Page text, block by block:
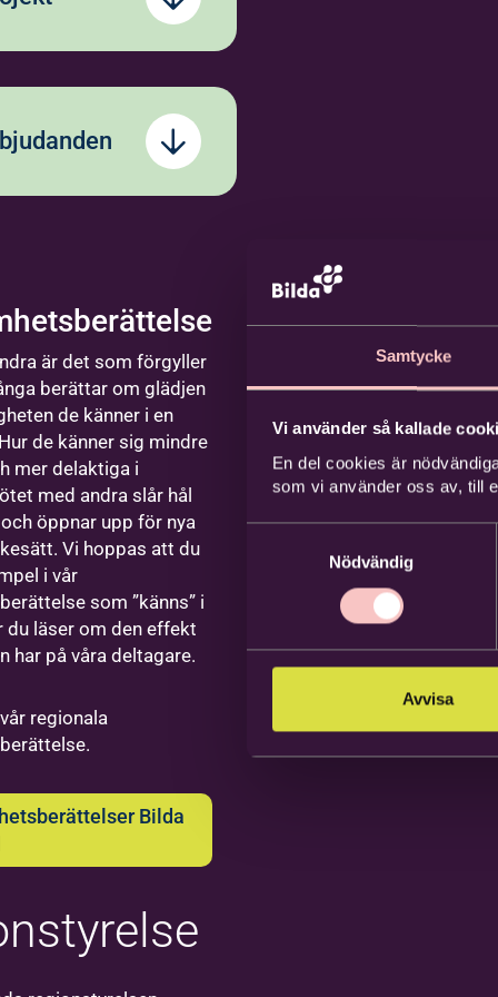
Samtycke
Vi använder så kallade
En del cookies är
som vi använder oss av, till
Nödvändig
Avvisa
i att spela i ett
Välkommen att göra en
till Vintrosa
tillfällen
på
–
social
till
till
människor
långt
at heart
–
är det som förgyller
berättar om glädjen
de känner i en
de känner sig mindre
mer delaktiga i
med andra slår hål
öppnar upp för nya
Vi hoppas att du
i vår
som ”känns” i
du läser om den effekt
har på våra deltagare.
regionala
Bilda